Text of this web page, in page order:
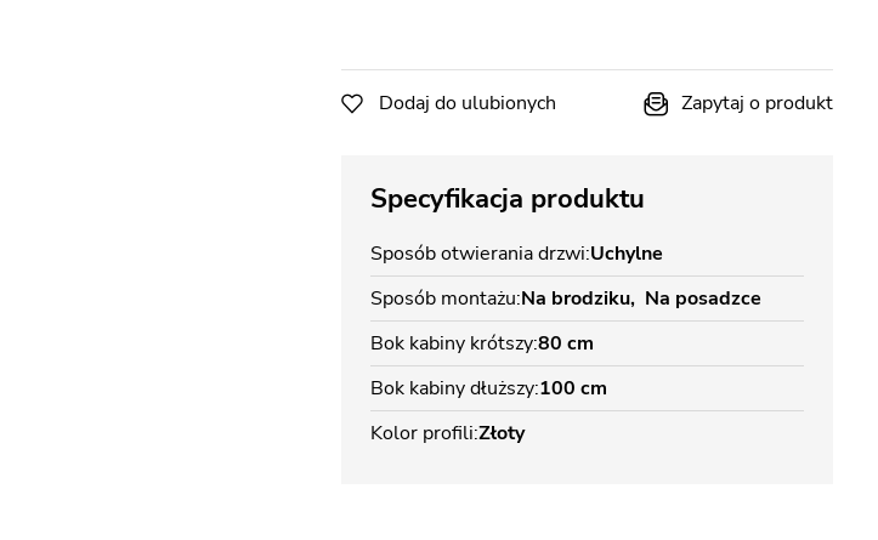
Dodaj do ulubionych Zapytaj o produkt
Specyfikacja produktu
Sposób otwierania drzwi Uchylne
Sposób montażu Na brodziku Na posadzce
Bok kabiny krótszy80 cm
Bok kabiny dłuższy 100 cm
Kolor profili Złoty